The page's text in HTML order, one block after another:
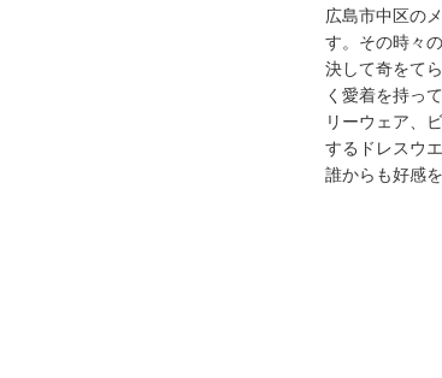
広島市中区の
す。その時々
決して奇をて
く愛着を持っ
リーウェア、
するドレスウ
誰からも好感